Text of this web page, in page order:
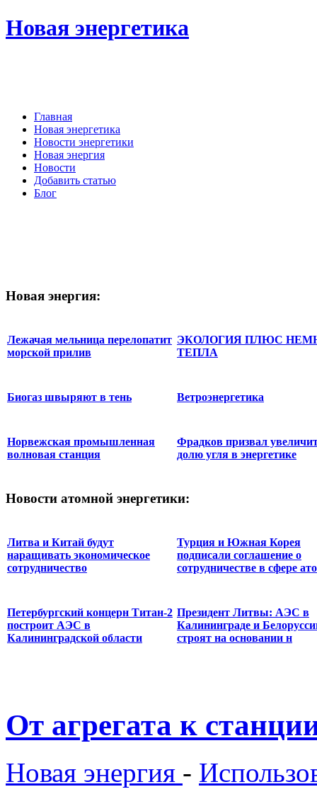
Новая энергетика
Главная
Новая энергетика
Новости энергетики
Новая энергия
Новости
Добавить статью
Блог
Новая энергия:
Лежачая мельница перелопатит
морской прилив
ЭКОЛОГИЯ ПЛЮС
ТЕПЛА
Биогаз швыряют в тень Ветроэнергетика
Норвежская промышленная
волновая станция
Фрадков призвал
долю угля в энергетике
Новости атомной энергетики:
Литва и Китай будут
наращивать экономическое
сотрудничество
Турция и Южная Корея
подписали соглашение о
сотрудничестве в сфере ато
Петербургский концерн Титан-2
построит АЭС в
Калининградской области
Президент Литвы: АЭС в
Калининграде и
строят на основании н
От агрегата к
Новая энергия -